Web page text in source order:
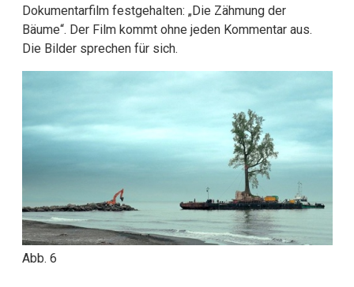
Dokumentarfilm festgehalten: „Die Zähmung der
Bäume“. Der Film kommt ohne jeden Kommentar aus.
Die Bilder sprechen für sich.
Abb. 6